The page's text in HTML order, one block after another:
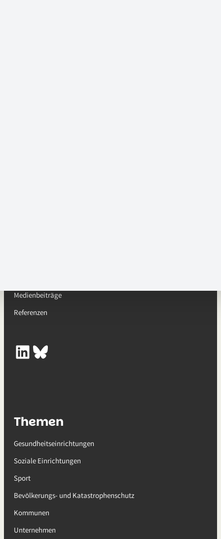
Medienbeiträge
Referenzen
LinkedIn Bluesky
Themen
Gesundheitseinrichtungen
Soziale Einrichtungen
Sport
Bevölkerungs- und Katastrophenschutz
Kommunen
Unternehmen